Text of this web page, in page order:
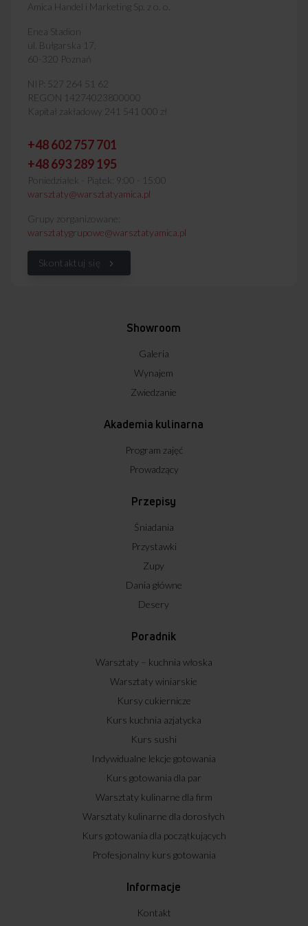
Amica Handel i Marketing Sp. z o. o.
Enea Stadion
ul. Bułgarska 17,
60-320 Poznań
NIP: 527 264 51 62
REGON 14274023800000
Kapitał zakładowy 241 541 000 zł
+48 602 757 701
+48 693 289 195
Poniedziałek - Piątek: 9:00 - 15:00
warsztaty@warsztatyamica.pl
Grupy zorganizowane:
warsztatygrupowe@warsztatyamica.pl
Skontaktuj się
Showroom
Galeria
Wynajem
Zwiedzanie
Akademia kulinarna
Program zajęć
Prowadzący
Przepisy
Śniadania
Przystawki
Zupy
Dania główne
Desery
Poradnik
Warsztaty – kuchnia włoska
Warsztaty winiarskie
Kursy cukiernicze
Kurs kuchnia azjatycka
Kurs sushi
Indywidualne lekcje gotowania
Kurs gotowania dla par
Warsztaty kulinarne dla firm
Warsztaty kulinarne dla dorosłych
Kurs gotowania dla początkujących
Profesjonalny kurs gotowania
Informacje
Kontakt